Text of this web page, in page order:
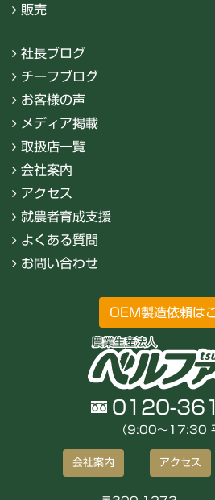
販売
社長ブログ
チーフブログ
お客様の声
メディア掲載
取扱店一覧
会社案内
アクセス
就農者育成支援
よくある質問
お問い合わせ
OEM製造依頼は
0120-
（9:00〜17:30
会社案内 アクセス